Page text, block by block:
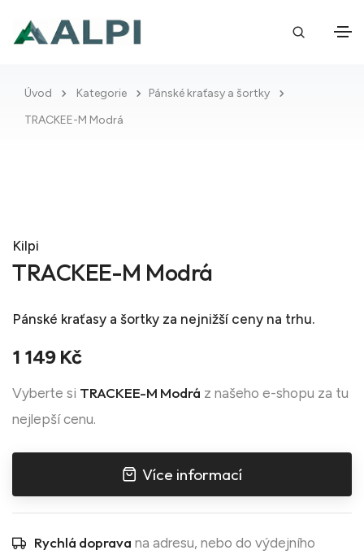
Úvod Kategorie
Pánské kraťasy a šortky
TRACKEE-M Modrá
Kilpi
TRACKEE-M Modrá
Pánské kraťasy a šortky za nejnižší ceny na trhu.
1 149 Kč
Vyberte si TRACKEE-M Modrá z našeho e-shopu za tu
nejlepší cenu.
Více informací
Rychlá doprava na adresu, nebo do výdejního